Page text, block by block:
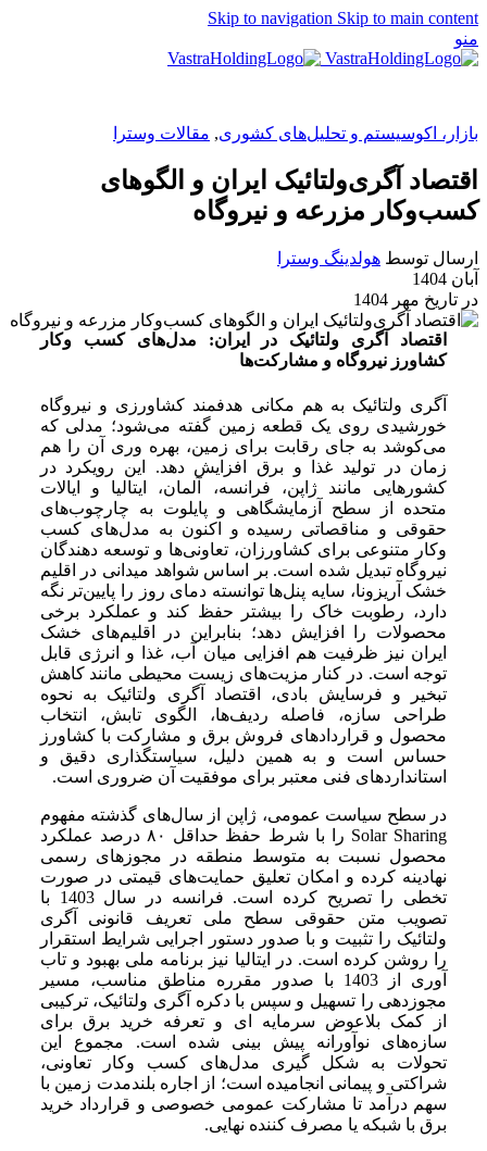
Skip to navigation Skip to main content
منو
بازار، اکوسیستم و تحلیل‌های کشوری, مقالات وسترا
اقتصاد آگری‌ولتائیک ایران و الگوهای
کسب‌وکار مزرعه و نیروگاه
ارسال توسط هولدینگ وسترا
آبان 1404
در تاریخ مهر 1404
اقتصاد آگری ولتائیک در ایران: مدل‌های کسب وکار
کشاورز نیروگاه و مشارکت‌ها
آگری ولتائیک به هم مکانی هدفمند کشاورزی و نیروگاه
خورشیدی روی یک قطعه زمین گفته می‌شود؛ مدلی که
می‌کوشد به جای رقابت برای زمین، بهره وری آن را هم
زمان در تولید غذا و برق افزایش دهد. این رویکرد در
کشورهایی مانند ژاپن، فرانسه، آلمان، ایتالیا و ایالات
متحده از سطح آزمایشگاهی و پایلوت به چارچوب‌های
حقوقی و مناقصاتی رسیده و اکنون به مدل‌های کسب
وکار متنوعی برای کشاورزان، تعاونی‌ها و توسعه دهندگان
نیروگاه تبدیل شده است. بر اساس شواهد میدانی در اقلیم
خشک آریزونا، سایه پنل‌ها توانسته دمای روز را پایین‌تر نگه
دارد، رطوبت خاک را بیشتر حفظ کند و عملکرد برخی
محصولات را افزایش دهد؛ بنابراین در اقلیم‌های خشک
ایران نیز ظرفیت هم افزایی میان آب، غذا و انرژی قابل
توجه است. در کنار مزیت‌های زیست محیطی مانند کاهش
تبخیر و فرسایش بادی، اقتصاد آگری ولتائیک به نحوه
طراحی سازه، فاصله ردیف‌ها، الگوی تابش، انتخاب
محصول و قراردادهای فروش برق و مشارکت با کشاورز
حساس است و به همین دلیل، سیاستگذاری دقیق و
استانداردهای فنی معتبر برای موفقیت آن ضروری است.
در سطح سیاست عمومی، ژاپن از سال‌های گذشته مفهوم
Solar Sharing را با شرط حفظ حداقل ۸۰ درصد عملکرد
محصول نسبت به متوسط منطقه در مجوزهای رسمی
نهادینه کرده و امکان تعلیق حمایت‌های قیمتی در صورت
تخطی را تصریح کرده است. فرانسه در سال 1403 با
تصویب متن حقوقی سطح ملی تعریف قانونی آگری
ولتائیک را تثبیت و با صدور دستور اجرایی شرایط استقرار
را روشن کرده است. در ایتالیا نیز برنامه ملی بهبود و تاب
آوری از 1403 با صدور مقرره مناطق مناسب، مسیر
مجوزدهی را تسهیل و سپس با دکره آگری ولتائیک، ترکیبی
از کمک بلاعوض سرمایه ای و تعرفه خرید برق برای
سازه‌های نوآورانه پیش بینی شده است. مجموع این
تحولات به شکل گیری مدل‌های کسب وکار تعاونی،
شراکتی و پیمانی انجامیده است؛ از اجاره بلندمدت زمین با
سهم درآمد تا مشارکت عمومی خصوصی و قرارداد خرید
برق با شبکه یا مصرف کننده نهایی.